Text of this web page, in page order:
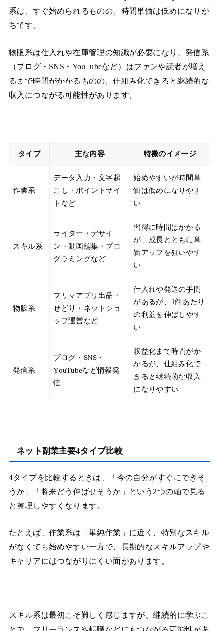
系は、すぐ始められるものの、時間単価は低めになりが
ちです。
物販系は仕入れや在庫管理の知識が必要になり、発信系
（ブログ・SNS・YouTubeなど）はファンや読者が増え
るまで時間がかかるものの、仕組み化できると継続的な
収入につながる可能性があります。
タイプ 主な内容 特徴のイメージ
作業系
データ入力・文字起
こし・ポイントサイ
トなど
始めやすいが時間単
価は低めになりやす
い
スキル系
ライター・デザイ
ン・動画編集・プロ
グラミングなど
習得に時間はかかる
が、成長とともに単
価アップを狙いやす
い
物販系
フリマアプリ出品・
せどり・ネットショ
ップ運営など
仕入れや発送の手間
があるが、1件あたり
の利益を伸ばしやす
い
発信系
ブログ・SNS・
YouTubeなど情報発
信
収益化まで時間がか
かるが、仕組み化で
きると継続的な収入
になりやすい
ネット副業主要4タイプ比較
4タイプを比較するときは、「今の自分がすぐにできそ
うか」「将来どう伸ばせそうか」という2つの軸で見る
と整理しやすくなります。
たとえば、作業系は「単純作業」に近く、特別なスキル
がなくても始めやすい一方で、長期的なスキルアップや
キャリアにはつながりにくい面があります。
スキル系は最初こそ難しく感じますが、継続的に学ぶこ